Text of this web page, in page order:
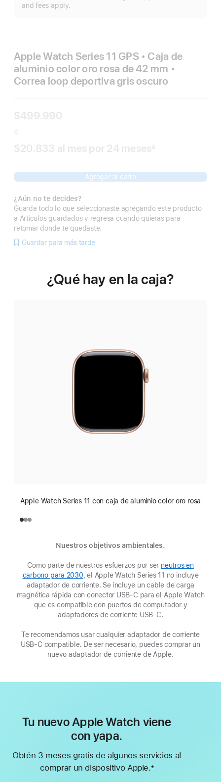
and fees apply.
Apple Watch Series 11 GPS • Caja de
aluminio color oro rosa de 42 mm •
Correa loop deportiva gris oscuro
$499.990
o
$20.833 al mes Al
por 24 mesesmeses
Nota
de
página
∆
Agregar al carro
¿Aún no te decides?
Guarda todo lo que seleccionaste agregando este producto
a Artículos guardados y regresa cuando quieras para
retomar donde te quedaste.
Guardar para más tarde
¿Qué hay en la caja?
Apple Watch Series 11 con caja de aluminio color oro rosa
Nuestros objetivos ambientales.
Como parte de nuestros esfuerzos por ser neutros en
carbono para 2030 (Se
abre
en
una
ventana
, el Apple Watch Series 11 no incluye
adaptador de corriente. Se incluye un cable de carga
magnética rápida con conector USB‑C para el Apple Watch
que es compatible con puertos de computador y
adaptadores de corriente USB‑C.
Te recomendamos usar cualquier adaptador de corriente
USB‑C compatible. De ser necesario, puedes comprar un
nuevo adaptador de corriente de Apple.
Tu nuevo Apple Watch viene
con yapa.
Obtén 3 meses gratis de algunos servicios al
comprar un dispositivo Apple.±